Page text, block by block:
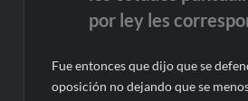
por ley les
Fue entonces que dijo que se
oposición no dejando que se